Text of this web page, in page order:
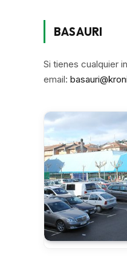
BASAURI
Si tienes cualquier
email: